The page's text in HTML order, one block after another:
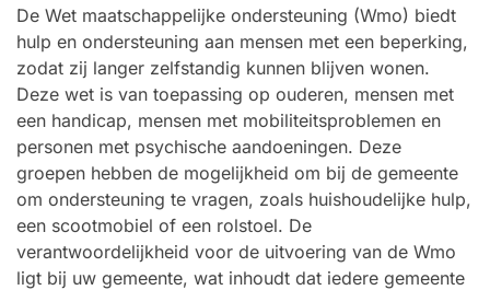
De Wet maatschappelijke ondersteuning (Wmo) biedt
hulp en ondersteuning aan mensen met een beperking,
zodat zij langer zelfstandig kunnen blijven wonen.
Deze wet is van toepassing op ouderen, mensen met
een handicap, mensen met mobiliteitsproblemen en
personen met psychische aandoeningen. Deze
groepen hebben de mogelijkheid om bij de gemeente
om ondersteuning te vragen, zoals huishoudelijke hulp,
een scootmobiel of een rolstoel. De
verantwoordelijkheid voor de uitvoering van de Wmo
ligt bij uw gemeente, wat inhoudt dat iedere gemeente